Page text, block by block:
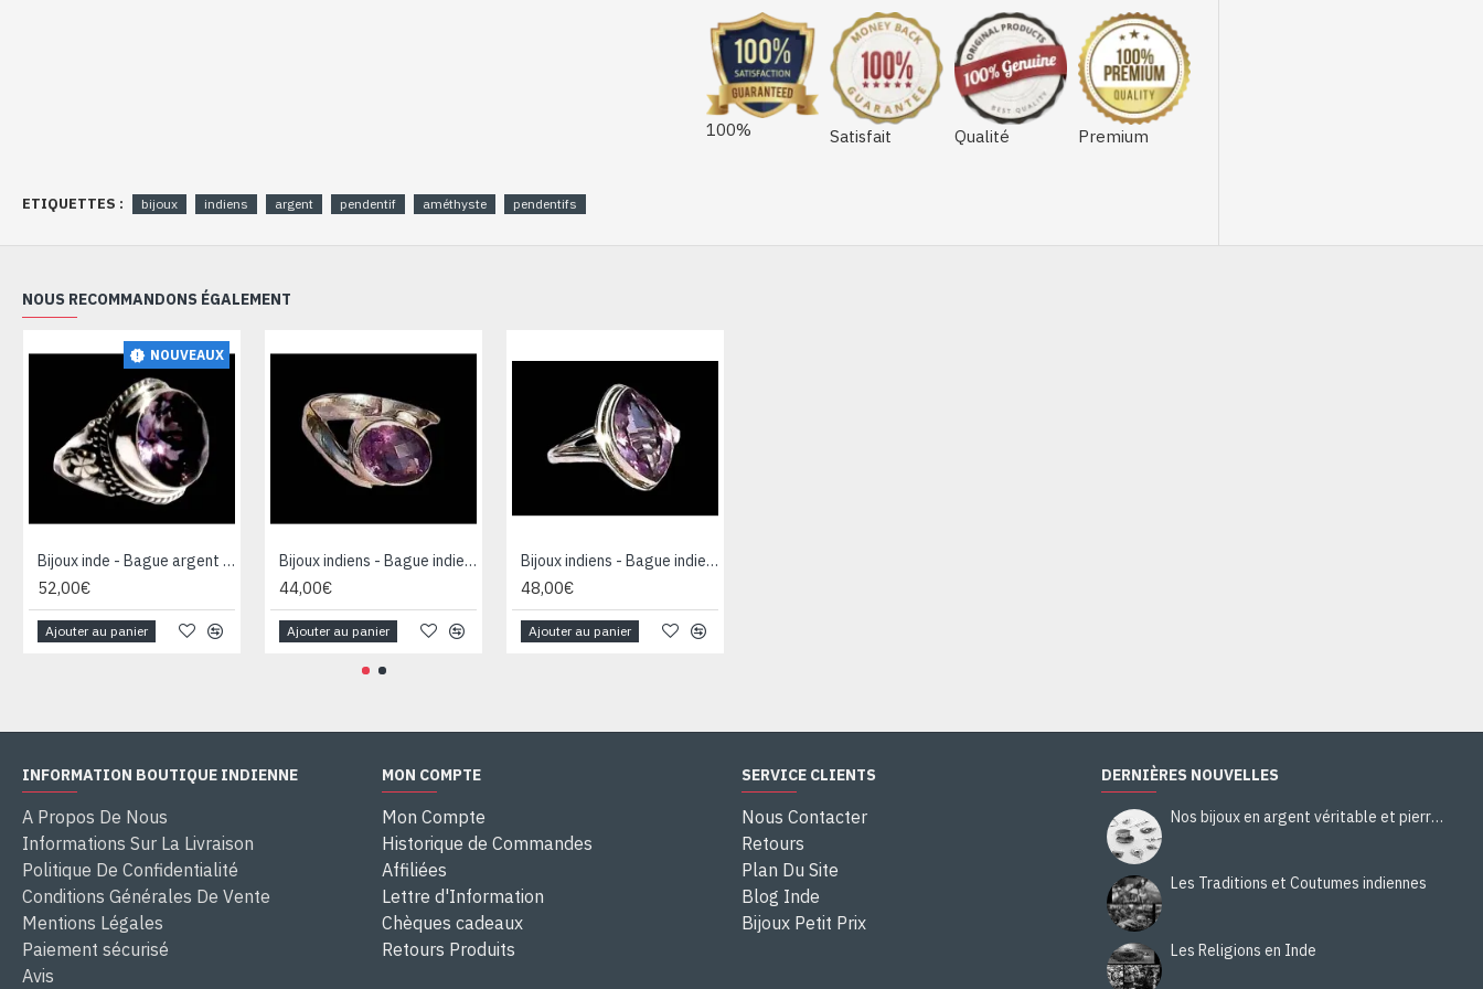
100% Satisfait Qualité Premium
ETIQUETTES : bijoux indiens argent pendentif améthyste pendentifs
NOUS RECOMMANDONS ÉGALEMENT
NOUVEAUX
Bijoux inde - Bague argent Améthyste
52,00€
Ajouter au panier
Bijoux indiens - Bague indienne Améthyste
44,00€
Ajouter au panier
Bijoux indiens - Bague indienne Améthyste
48,00€
Ajouter au panier
INFORMATION BOUTIQUE INDIENNE
A Propos De Nous
Informations Sur La Livraison
Politique De Confidentialité
Conditions Générales De Vente
Mentions Légales
Paiement sécurisé
Avis
MON COMPTE
Mon Compte
Historique de Commandes
Affiliées
Lettre d'Information
Chèques cadeaux
Retours Produits
SERVICE CLIENTS
Nous Contacter
Retours
Plan Du Site
Blog Inde
Bijoux Petit Prix
DERNIÈRES NOUVELLES
Nos bijoux en argent véritable et pierres naturelles
Les Traditions et Coutumes indiennes
Les Religions en Inde